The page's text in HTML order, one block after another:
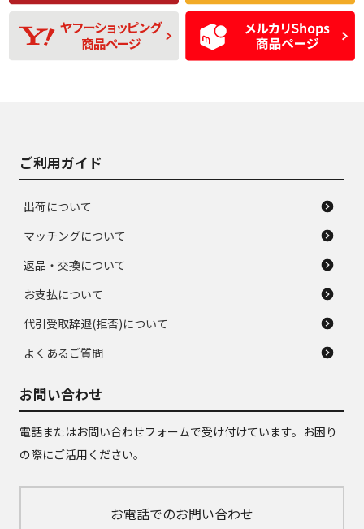
D
使用感や目立つ傷が
あり、一般的な中古
品
D
残り溝も少なく、偏
磨耗がみられ、短期
間使用できるくらい
の中古品
ご利用ガイド
出荷について
マッチングについて
返品・交換について
お支払について
代引受取辞退(拒否)について
よくあるご質問
お問い合わせ
電話またはお問い合わせフォームで受け付けています。お困り
の際にご活用ください。
お電話でのお問い合わせ